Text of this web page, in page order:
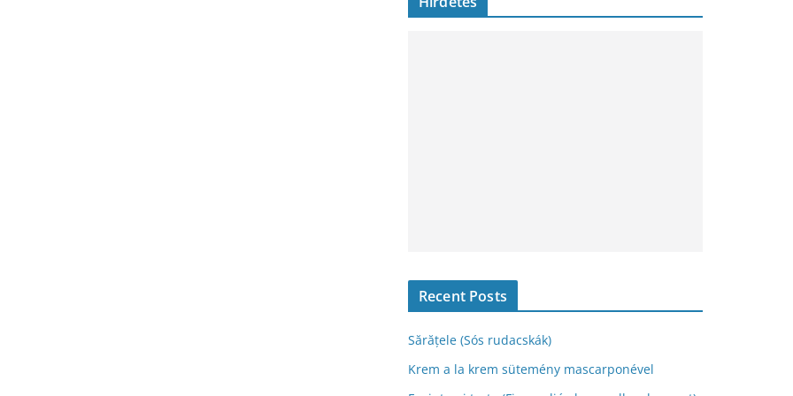
Recent Posts
Sărățele (Sós rudacskák)
Krem a la krem sütemény mascarponével